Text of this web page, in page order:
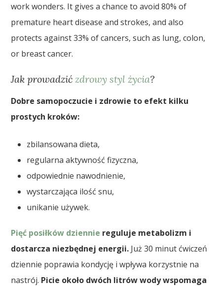
work wonders. It gives a chance to avoid 80% of
premature heart disease and strokes, and also
protects against 33% of cancers, such as lung, colon,
or breast cancer.
Jak prowadzić zdrowy styl życia?
Dobre samopoczucie i zdrowie to efekt kilku
prostych kroków:
zbilansowana dieta,
regularna aktywność fizyczna,
odpowiednie nawodnienie,
wystarczająca ilość snu,
unikanie używek.
Pięć posiłków dziennie reguluje metabolizm i
dostarcza niezbędnej energii. Już 30 minut ćwiczeń
dziennie poprawia kondycję i wpływa korzystnie na
nastrój. Picie około dwóch litrów wody wspomaga